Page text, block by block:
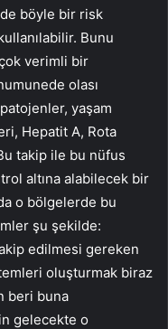
böyle bir risk
Bunu
verimli bir
olası
yaşam
Hepatit A, Rota
takip ile bu nüfus
altına alabilecek bir
o bölgelerde bu
şu şekilde:
edilmesi gereken
oluşturmak biraz
beri buna
gelecekte o